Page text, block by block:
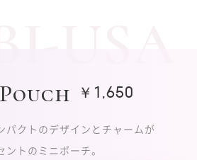
￥1,650
パクトのデザインとチャームが
ントのミニポーチ。